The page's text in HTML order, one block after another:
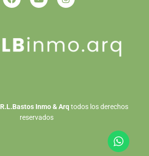
R.L.Bastos Inmo & Arq todos los derechos
reservados